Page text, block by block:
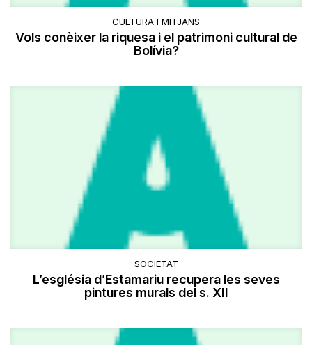
CULTURA I MITJANS
Vols conèixer la riquesa i el patrimoni cultural de
Bolívia?
SOCIETAT
L’església d’Estamariu recupera les seves
pintures murals del s. XII